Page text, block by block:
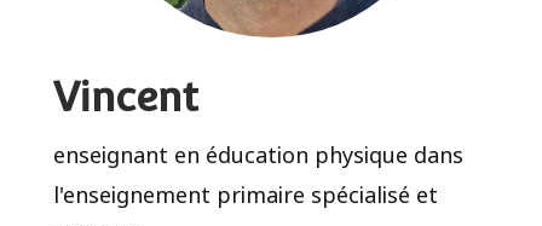
Vincent
enseignant en éducation physique dans
l'enseignement primaire spécialisé et